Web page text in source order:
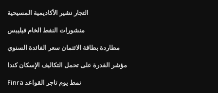
التجار نشير الأكاديمية المسيحية
منشورات النفط الخام فيليبس
مطاردة بطاقة الائتمان سعر الفائدة السنوي
مؤشر القدرة على تحمل التكاليف الإسكان كندا
Finra نمط يوم تاجر القواعد